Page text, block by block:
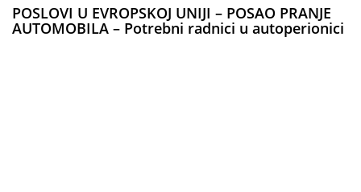
POSLOVI U EVROPSKOJ UNIJI – POSAO PRANJE
AUTOMOBILA – Potrebni radnici u autoperionici